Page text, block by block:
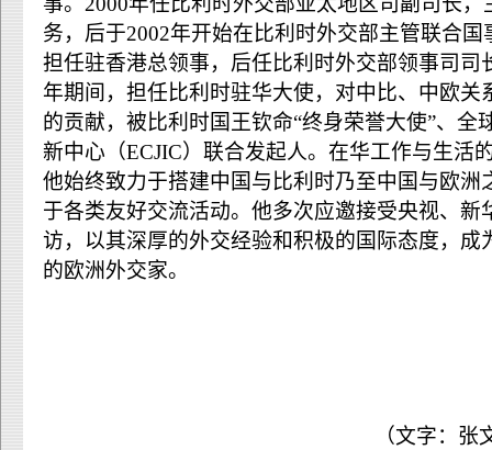
务，后于2002年开始在比利时外交部主管联合国
担任驻香港总领事，后任比利时外交部领事司司
年期间，担任比利时驻华大使，对中比、中欧关
的贡献，被比利时国王钦命“终身荣誉大使”、全
新中心（ECJIC）联合发起人。在华工作与生活
他始终致力于搭建中国与比利时乃至中国与欧洲
于各类友好交流活动。他多次应邀接受央视、新
访，以其深厚的外交经验和积极的国际态度，成
的欧洲外交家。
（文字：